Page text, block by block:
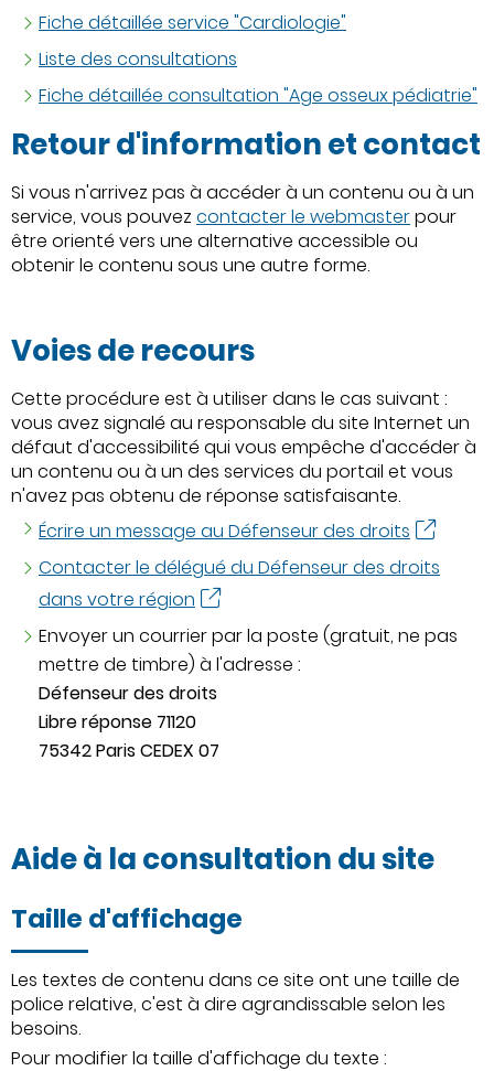
Fiche détaillée service "Cardiologie"
Liste des consultations
Fiche détaillée consultation "Age osseux pédiatrie"
Retour d'information et contact
Si vous n'arrivez pas à accéder à un contenu ou à un
service, vous pouvezcontacter le webmasterpour
être orienté vers une alternative accessible ou
obtenir le contenu sous une autre forme.
Voies de recours
Cette procédure est à utiliser dans le cas suivant :
vous avez signalé au responsable du site Internet un
défaut d'accessibilité qui vous empêche d'accéder à
un contenu ou à un des services du portail et vous
n'avez pas obtenu de réponse satisfaisante.
Écrire un message au Défenseur des droits
Contacter le délégué du Défenseur des droits
dans votre région
Envoyer un courrier par la poste (gratuit, ne pas
mettre de timbre) à l'adresse :
Défenseur des droits
Libre réponse 71120
75342 Paris CEDEX 07
Aide à la consultation du site
Taille d'affichage
Les textes de contenu dans ce site ont une taille de
police relative, c'est à dire agrandissable selon les
besoins.
Pour modifier la taille d'affichage du texte :